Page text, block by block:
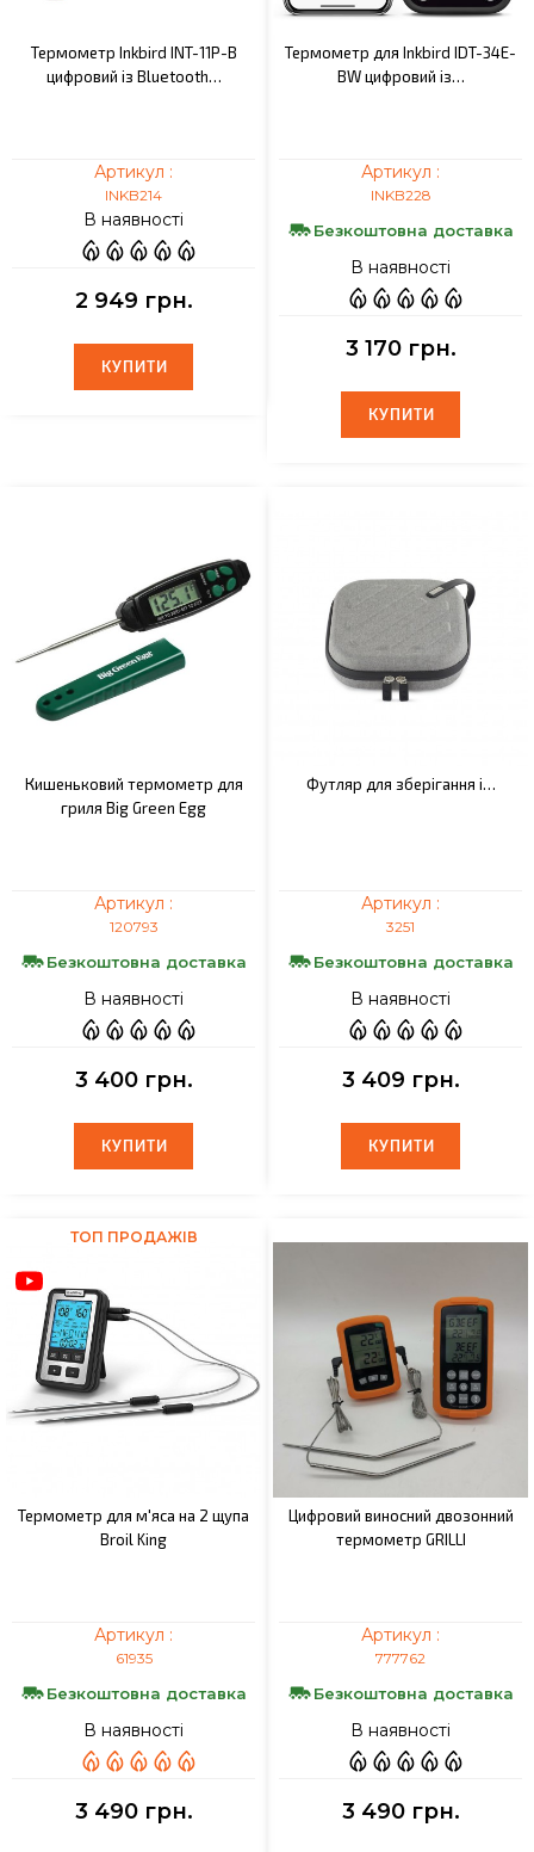
Термометр Inkbird INT-11P-B
цифровий із Bluetooth…
Артикул :
INKB214
В наявності
2 949 грн.
КУПИТИ
КУПИТИ
Термометр для Inkbird IDT-34E-
BW цифровий із…
Артикул :
INKB228
Безкоштовна доставка
В наявності
3 170 грн.
КУПИТИ
КУПИТИ
Кишеньковий термометр для
гриля Big Green Egg
Артикул :
120793
Безкоштовна доставка
В наявності
3 400 грн.
КУПИТИ
КУПИТИ
Футляр для зберігання і…
Артикул :
3251
Безкоштовна доставка
В наявності
3 409 грн.
КУПИТИ
КУПИТИ
ТОП ПРОДАЖІВ
Термометр для м'яса на 2 щупа
Broil King
Артикул :
61935
Безкоштовна доставка
В наявності
3 490 грн.
Цифровий виносний двозонний
термометр GRILLI
Артикул :
777762
Безкоштовна доставка
В наявності
3 490 грн.